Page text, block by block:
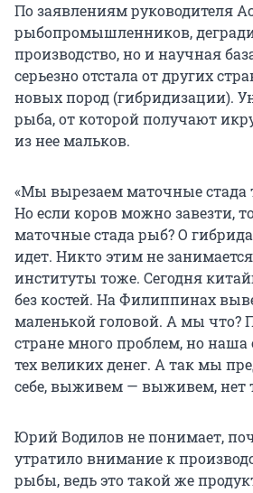
По заявлениям руководителя
рыбопромышленников,
производство, но и научная
серьезно отстала от других
новых пород (гибридизации).
рыба, от которой получают
из нее мальков.
«Мы вырезаем маточные стада
Но если коров можно завезти,
маточные стада рыб? О
идет. Никто этим не
институты тоже. Сегодня
без костей. На Филиппинах
маленькой головой. А мы что?
стране много проблем, но наша
тех великих денег. А так мы
себе, выживем — выживем, нет
Юрий Водилов не понимает,
утратило внимание к
рыбы, ведь это такой же